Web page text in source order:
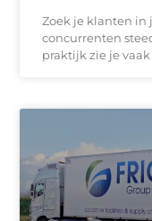
Zoek je klanten in
concurrenten
praktijk zie je